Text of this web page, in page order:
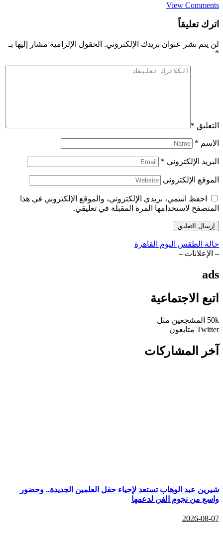
View Comments
اترك تعليقاً
لن يتم نشر عنوان بريدك الإلكتروني. الحقول الإلزامية مشار إليها بـ
*
التعليق *
الاسم *
البريد الإلكتروني *
الموقع الإلكتروني
احفظ اسمي، بريدي الإلكتروني، والموقع الإلكتروني في هذا
المتصفح لاستخدامها المرة المقبلة في تعليقي.
حالة الطقس اليوم القاهرة
– الإعلانات –
ads
اتبع الاجتماعية
50k المشجعين مثل
Twitter متابعون
آخر المشاركات
شيرين عبد الوهاب تستعد لإحياء حفل العلمين الجديدة.. وحضور
واسع من نجوم الفن لدعمها
2026-08-07